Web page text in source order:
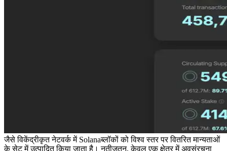
जैसे विकेंद्रीकृत नेटवर्क में Solanaब्लॉकों को विश्व स्तर पर वितरित मान्यताओं
के सेट में उत्पादित किया जाता है। नतीजतन, केवल एक क्षेत्र में अवसंरचना